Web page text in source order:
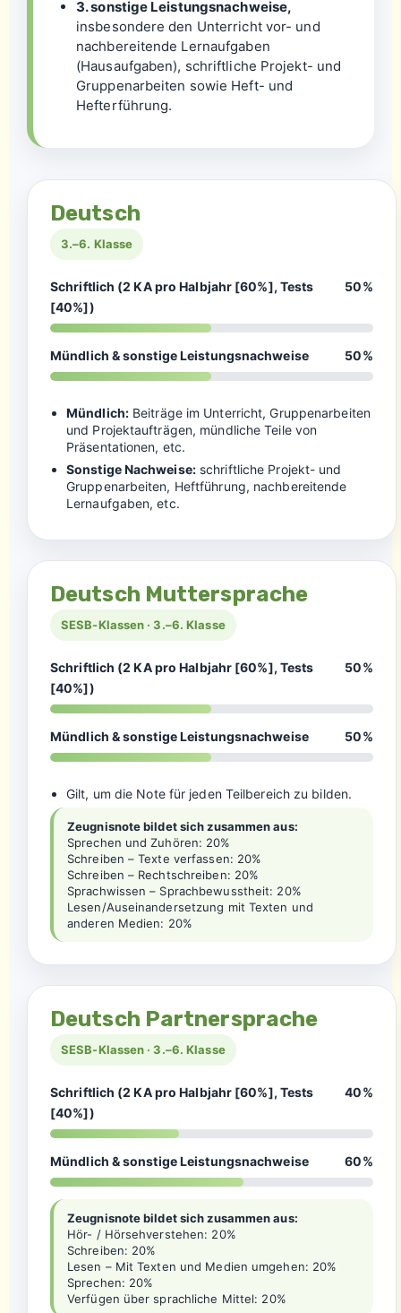
3. sonstige Leistungsnachweise,
insbesondere den Unterricht vor- und
nachbereitende Lernaufgaben
(Hausaufgaben), schriftliche Projekt- und
Gruppenarbeiten sowie Heft- und
Hefterführung.
Deutsch
3.–6. Klasse
Schriftlich (2 KA pro Halbjahr [60%], Tests
[40%])
50%
Mündlich & sonstige Leistungsnachweise 50%
Mündlich:Beiträge im Unterricht, Gruppenarbeiten
und Projektaufträgen, mündliche Teile von
Präsentationen, etc.
Sonstige Nachweise:schriftliche Projekt- und
Gruppenarbeiten, Heftführung, nachbereitende
Lernaufgaben, etc.
Deutsch Muttersprache
SESB-Klassen · 3.–6. Klasse
Schriftlich (2 KA pro Halbjahr [60%], Tests
[40%])
50%
Mündlich & sonstige Leistungsnachweise 50%
Gilt, um die Note für jeden Teilbereich zu bilden.
Zeugnisnote bildet sich zusammen aus:
Sprechen und Zuhören: 20%
Schreiben – Texte verfassen: 20%
Schreiben – Rechtschreiben: 20%
Sprachwissen – Sprachbewusstheit: 20%
Lesen/Auseinandersetzung mit Texten und
anderen Medien: 20%
Deutsch Partnersprache
SESB-Klassen · 3.–6. Klasse
Schriftlich (2 KA pro Halbjahr [60%], Tests
[40%])
40%
Mündlich & sonstige Leistungsnachweise 60%
Zeugnisnote bildet sich zusammen aus:
Hör- / Hörsehverstehen: 20%
Schreiben: 20%
Lesen – Mit Texten und Medien umgehen: 20%
Sprechen: 20%
Verfügen über sprachliche Mittel: 20%